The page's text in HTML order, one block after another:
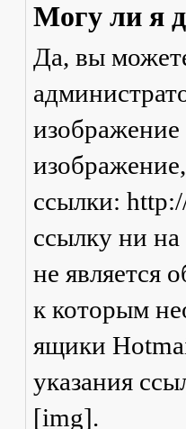
Могу ли я
Да, вы
ссылки:
ссылку ни
не является
к которым
ящики
указания
[img].